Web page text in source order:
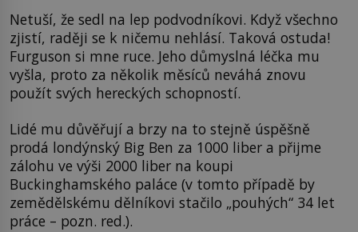
Netuší, že sedl na lep podvodníkovi. Když všechno
zjistí, raději se k ničemu nehlásí. Taková ostuda!
Furguson si mne ruce. Jeho důmyslná léčka mu
vyšla, proto za několik měsíců neváhá znovu
použít svých hereckých schopností.
Lidé mu důvěřují a brzy na to stejně úspěšně
prodá londýnský Big Ben za 1000 liber a přijme
zálohu ve výši 2000 liber na koupi
Buckinghamského paláce (v tomto případě by
zemědělskému dělníkovi stačilo „pouhých“ 34 let
práce – pozn. red.).